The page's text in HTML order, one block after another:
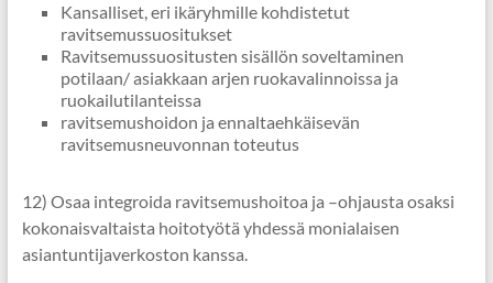
Kansalliset, eri ikäryhmille kohdistetut
ravitsemussuositukset
Ravitsemussuositusten sisällön soveltaminen
potilaan/ asiakkaan arjen ruokavalinnoissa ja
ruokailutilanteissa
ravitsemushoidon ja ennaltaehkäisevän
ravitsemusneuvonnan toteutus
12) Osaa integroida ravitsemushoitoa ja –ohjausta osaksi
kokonaisvaltaista hoitotyötä yhdessä monialaisen
asiantuntijaverkoston kanssa.